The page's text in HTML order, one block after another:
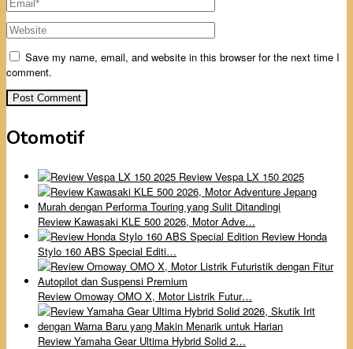
Save my name, email, and website in this browser for the next time I
comment.
Otomotif
Review Vespa LX 150 2025
Review Kawasaki KLE 500 2026, Motor Adve…
Review Honda
Stylo 160 ABS Special Editi…
Review Omoway OMO X, Motor Listrik Futur…
Review Yamaha Gear Ultima Hybrid Solid 2…